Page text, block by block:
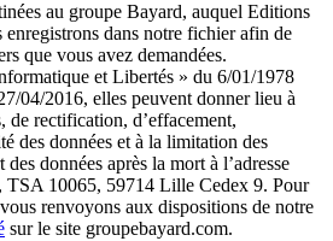
au groupe Bayard, auquel Editions
dans notre fichier afin de
que vous avez demandées.
et Libertés » du 6/01/1978
04/2016, elles peuvent donner lieu à
de rectification, d’effacement,
des données et à la limitation des
données après la mort à l’adresse
10065, 59714 Lille Cedex 9. Pour
renvoyons aux dispositions de notre
sur le site groupebayard.com.